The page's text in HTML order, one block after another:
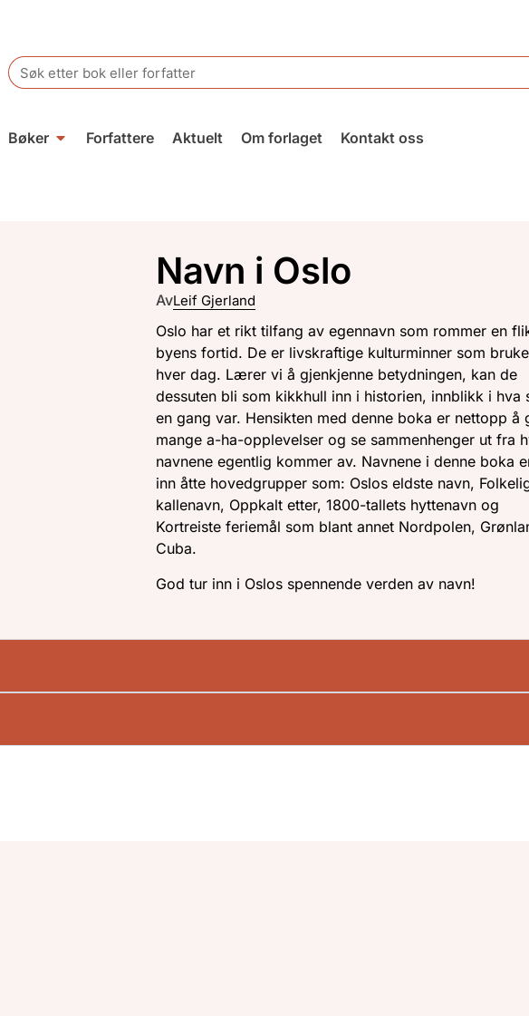
Search
for:
Bøker Forfattere Aktuelt Om forlaget Kontakt oss
Navn i Oslo
AvLeif Gjerland
Oslo har et rikt tilfang av egennavn som rommer en
byens fortid. De er livskraftige kulturminner som
hver dag. Lærer vi å gjenkjenne betydningen, kan de
dessuten bli som kikkhull inn i historien, innblikk i hva
en gang var. Hensikten med denne boka er nettopp å
mange a-ha-opplevelser og se sammenhenger ut fra
navnene egentlig kommer av. Navnene i denne boka
inn åtte hovedgrupper som: Oslos eldste navn,
kallenavn, Oppkalt etter, 1800-tallets hyttenavn og
Kortreiste feriemål som blant annet Nordpolen,
Cuba.
God tur inn i Oslos spennende verden av navn!